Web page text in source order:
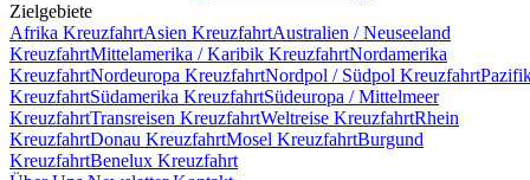
Zielgebiete
Afrika KreuzfahrtAsien KreuzfahrtAustralien / Neuseeland
KreuzfahrtMittelamerika / Karibik KreuzfahrtNordamerika
KreuzfahrtNordeuropa KreuzfahrtNordpol / Südpol Kreuzfahrt
KreuzfahrtSüdamerika KreuzfahrtSüdeuropa / Mittelmeer
KreuzfahrtTransreisen KreuzfahrtWeltreise KreuzfahrtRhein
KreuzfahrtDonau KreuzfahrtMosel KreuzfahrtBurgund
KreuzfahrtBenelux Kreuzfahrt